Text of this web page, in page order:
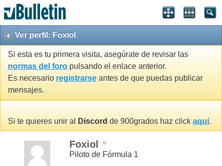
Ver perfil: Foxiol
Si esta es tu primera visita, asegúrate de revisar las
normas del foro pulsando el enlace anterior.
Es necesario registrarse antes de que puedas publicar
mensajes.
Si te quieres unir al Discord de 900grados haz click aquí.
Foxiol
Piloto de Fórmula 1